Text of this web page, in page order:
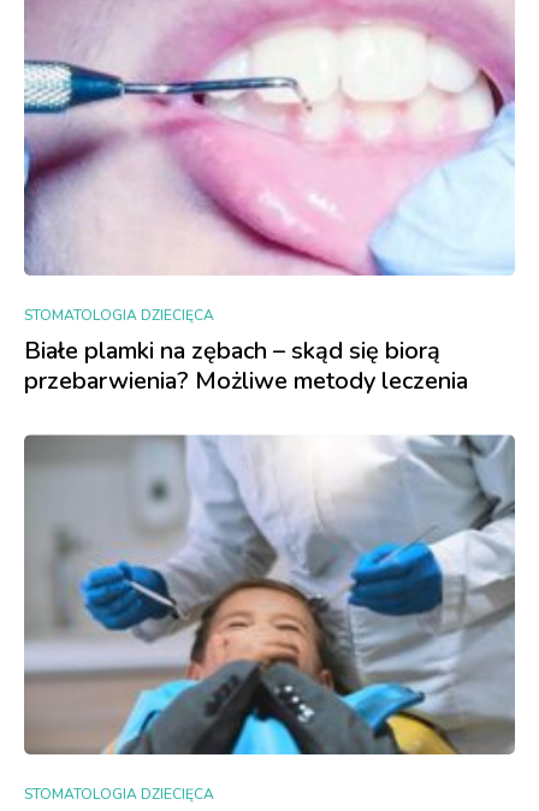
STOMATOLOGIA DZIECIĘCA
Białe plamki na zębach – skąd się biorą
przebarwienia? Możliwe metody leczenia
STOMATOLOGIA DZIECIĘCA